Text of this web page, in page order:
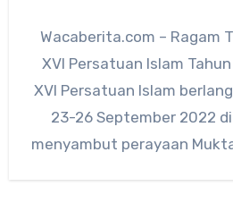
Wacaberita.com – Ragam
XVI Persatuan Islam
XVI Persatuan Islam
23-26 September 2022
menyambut perayaan